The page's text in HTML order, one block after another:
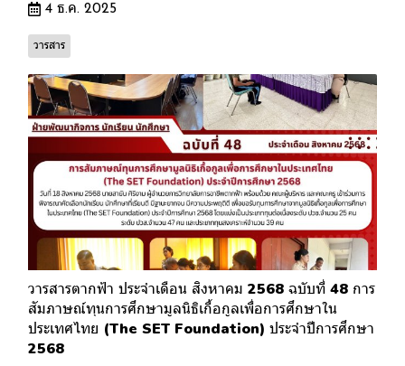
4 ธ.ค. 2025
วารสาร
วารสารตากฟ้า ประจำเดือน สิงหาคม 2568 ฉบับที่ 48 การ
สัมภาษณ์ทุนการศึกษามูลนิธิเกื้อกูลเพื่อการศึกษาใน
ประเทศไทย (The SET Foundation) ประจำปีการศึกษา
2568